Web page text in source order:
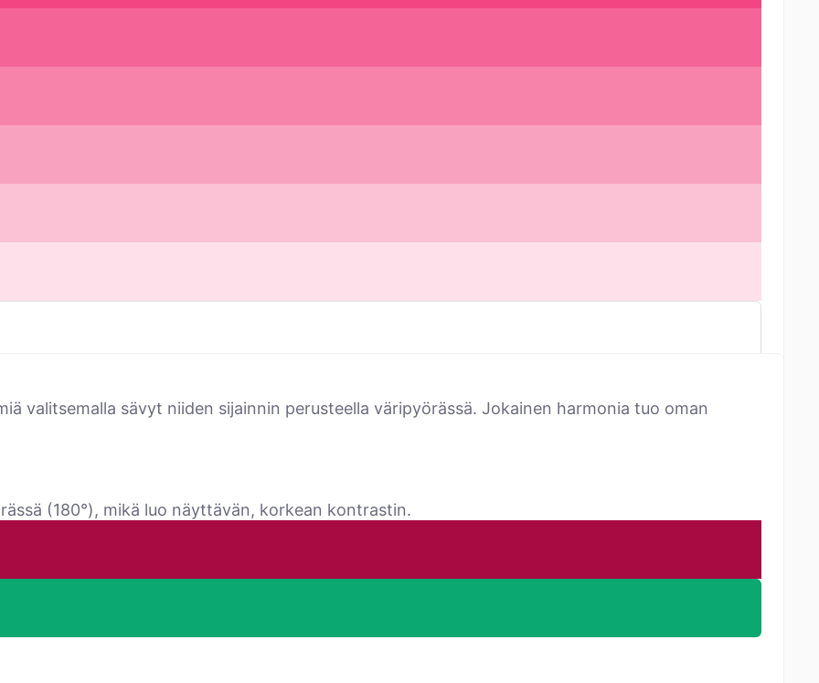
valitsemalla sävyt niiden sijainnin perusteella väripyörässä. Jokainen harmonia tuo oman
(180°), mikä luo näyttävän, korkean kontrastin.